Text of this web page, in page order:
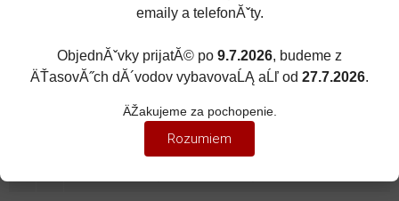
kusov
emaily a telefonĂˇty.
ObjednĂˇvky prijatĂ© po 9.7.2026, budeme z
ÄŤasovĂ˝ch dĂ´vodov vybavovaĹĄ aĹľ od 27.7.2026.
ÄŽakujeme za pochopenie.
Rozumiem